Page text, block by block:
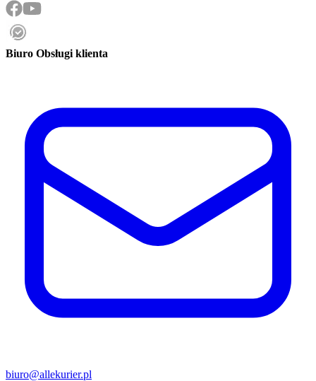
Biuro Obsługi klienta
biuro@allekurier.pl